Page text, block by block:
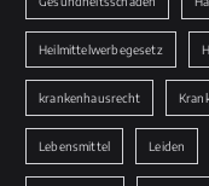
Heilmittelwerbegesetz
krankenhausrecht
Lebensmittel Leiden